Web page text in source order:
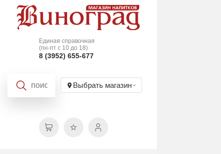
Единая справочная
(пн-пт с 10 до 18)
8 (3952) 655-677
Выбрать магазин